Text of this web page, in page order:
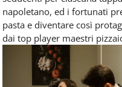
napoletano, ed i fortunati
pasta e diventare così
dai top player maestri